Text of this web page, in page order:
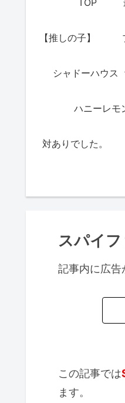
【推しの子】
シャドーハウス
ハニーレモ
対ありでした。
スパイ
記事内に広告
この記事では
ます。